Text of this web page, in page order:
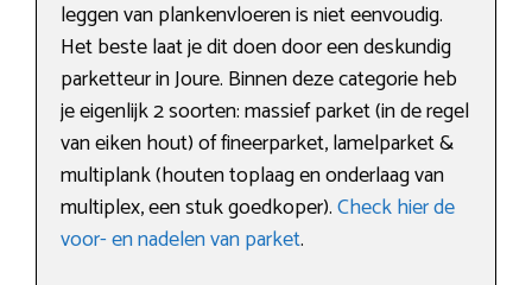
leggen van plankenvloeren is niet eenvoudig.
Het beste laat je dit doen door een deskundig
parketteur in Joure. Binnen deze categorie heb
je eigenlijk 2 soorten: massief parket (in de regel
van eiken hout) of fineerparket, lamelparket &
multiplank (houten toplaag en onderlaag van
multiplex, een stuk goedkoper).Check hier de
voor- en nadelen van parket.